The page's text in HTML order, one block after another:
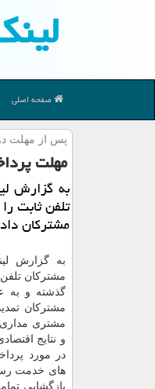
صفحه اصلی
پس از مهلت
مهلت
به گزارش
تلفن ثابت
مشتركان
به گزارش
گذشته و به
مشترکان
مشتری مداری
و نتایج
در مورد
های خدمت
بازگشایی